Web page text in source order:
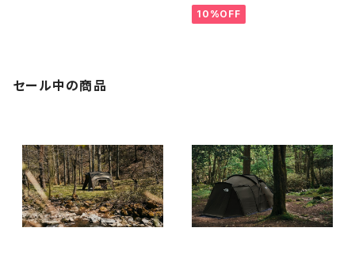
10%OFF
セール中の商品